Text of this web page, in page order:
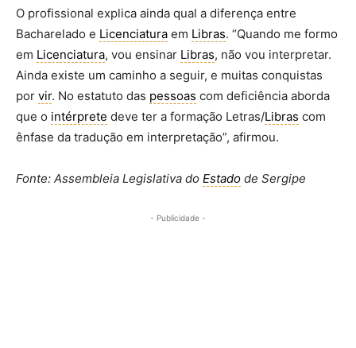
O profissional explica ainda qual a diferença entre
Bacharelado e Licenciatura em Libras. “Quando me formo
em Licenciatura, vou ensinar Libras, não vou interpretar.
Ainda existe um caminho a seguir, e muitas conquistas
por vir. No estatuto das pessoas com deficiência aborda
que o intérprete deve ter a formação Letras/Libras com
ênfase da tradução em interpretação”, afirmou.
Fonte: Assembleia Legislativa do Estado de Sergipe
- Publicidade -